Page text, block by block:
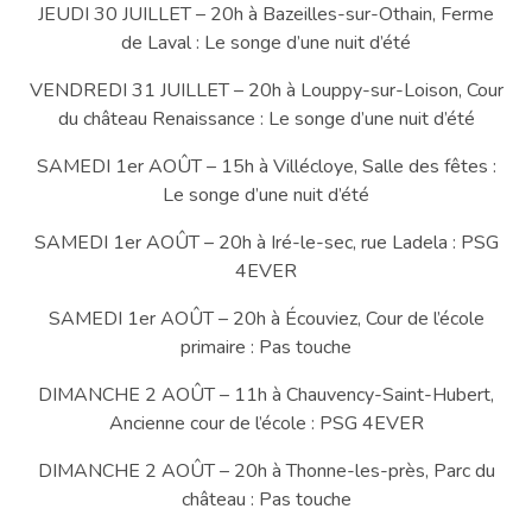
JEUDI 30 JUILLET – 20h à Bazeilles-sur-Othain, Ferme
de Laval : Le songe d’une nuit d’été
VENDREDI 31 JUILLET – 20h à Louppy-sur-Loison, Cour
du château Renaissance : Le songe d’une nuit d’été
SAMEDI 1er AOÛT – 15h à Villécloye, Salle des fêtes :
Le songe d’une nuit d’été
SAMEDI 1er AOÛT – 20h à Iré-le-sec, rue Ladela : PSG
4EVER
SAMEDI 1er AOÛT – 20h à Écouviez, Cour de l’école
primaire : Pas touche
DIMANCHE 2 AOÛT – 11h à Chauvency-Saint-Hubert,
Ancienne cour de l’école : PSG 4EVER
DIMANCHE 2 AOÛT – 20h à Thonne-les-près, Parc du
château : Pas touche